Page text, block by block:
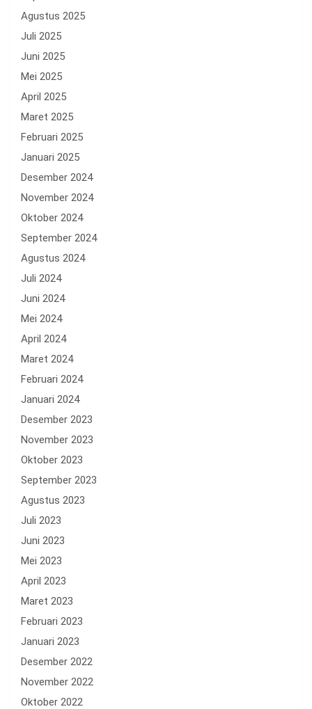
Agustus 2025
Juli 2025
Juni 2025
Mei 2025
April 2025
Maret 2025
Februari 2025
Januari 2025
Desember 2024
November 2024
Oktober 2024
September 2024
Agustus 2024
Juli 2024
Juni 2024
Mei 2024
April 2024
Maret 2024
Februari 2024
Januari 2024
Desember 2023
November 2023
Oktober 2023
September 2023
Agustus 2023
Juli 2023
Juni 2023
Mei 2023
April 2023
Maret 2023
Februari 2023
Januari 2023
Desember 2022
November 2022
Oktober 2022